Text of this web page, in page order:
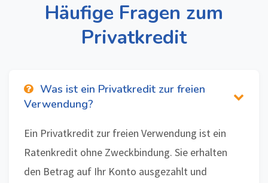
Häufige Fragen zum
Privatkredit
Was ist ein Privatkredit zur freien
Verwendung?
Ein Privatkredit zur freien Verwendung ist ein
Ratenkredit ohne Zweckbindung. Sie erhalten
den Betrag auf Ihr Konto ausgezahlt und